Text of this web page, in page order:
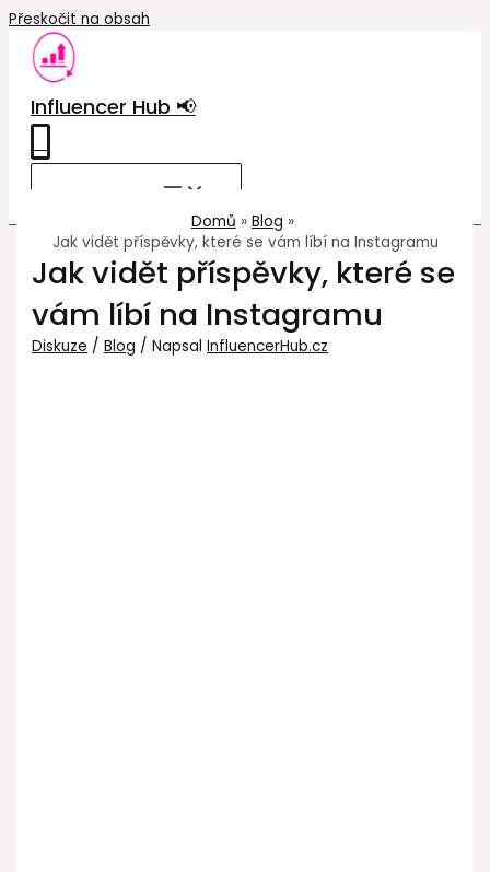
Přeskočit na obsah
Influencer Hub 📢
Domů
Blog
Jak vidět příspěvky, které se vám líbí na Instagramu
Jak vidět příspěvky, které se
vám líbí na Instagramu
Diskuze /Blog / NapsalInfluencerHub.cz